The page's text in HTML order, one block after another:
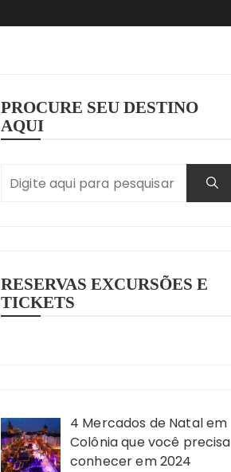
PROCURE SEU DESTINO
AQUI
RESERVAS EXCURSÕES E
TICKETS
4 Mercados de Natal em
Colônia que você precisa
conhecer em 2024